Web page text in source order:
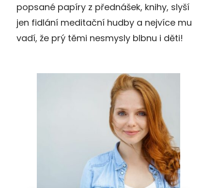
popsané papíry z přednášek, knihy, slyší
jen fidlání meditační hudby a nejvíce mu
vadí, že prý těmi nesmysly blbnu i děti!